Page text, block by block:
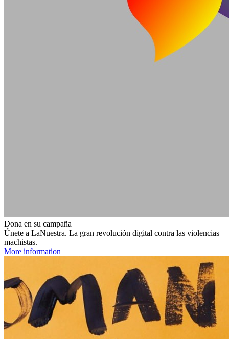
Dona en su campaña
Únete a LaNuestra. La gran revolución digital contra las violencias
machistas.
More information